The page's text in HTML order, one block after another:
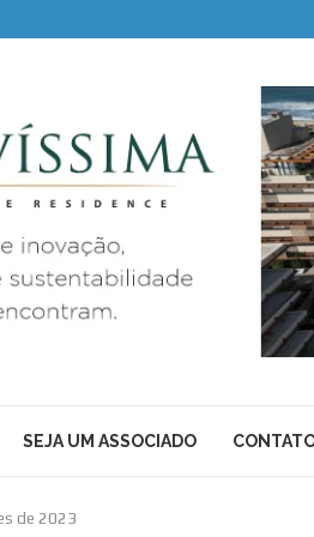
SEJA UM ASSOCIADO
de 2023